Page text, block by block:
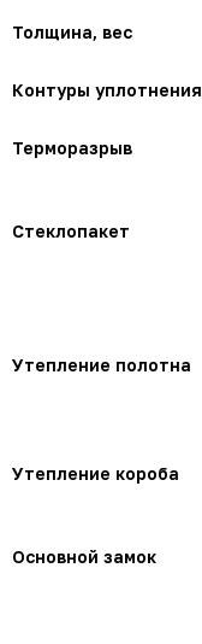
Толщина, вес
Контуры уплотнения
Терморазрыв
Стеклопакет
Утепление полотна
Утепление короба
Основной замок